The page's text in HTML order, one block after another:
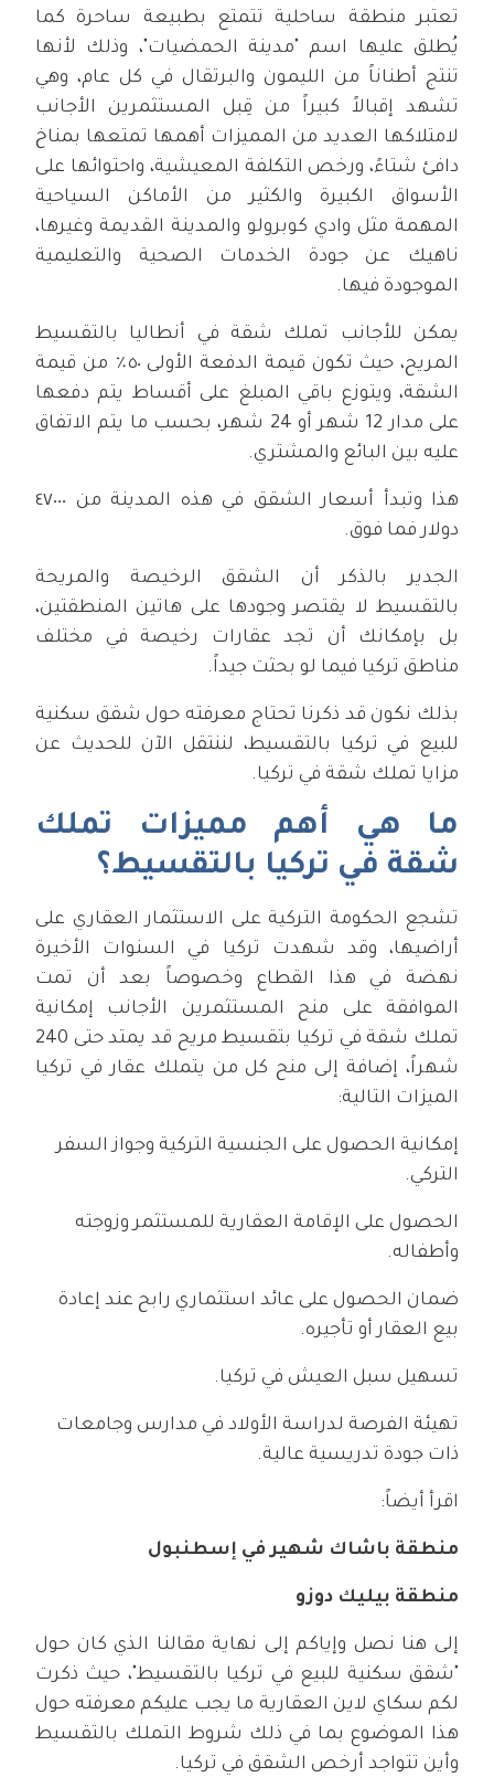
تعتبر منطقة ساحلية تتمتع بطبيعة ساحرة كما
يُطلق عليها اسم "مدينة الحمضيات"، وذلك لأنها
تنتج أطناناً من الليمون والبرتقال في كل عام، وهي
تشهد إقبالاً كبيراً من قِبل المستثمرين الأجانب
لامتلاكها العديد من المميزات أهمها تمتعها بمناخ
دافئ شتاءً، ورخص التكلفة المعيشية، واحتوائها على
الأسواق الكبيرة والكثير من الأماكن السياحية
المهمة مثل وادي كوبرولو والمدينة القديمة وغيرها،
ناهيك عن جودة الخدمات الصحية والتعليمية
الموجودة فيها.
يمكن للأجانب تملك شقة في أنطاليا بالتقسيط
المريح، حيث تكون قيمة الدفعة الأولى ٥٠٪ من قيمة
الشقة، ويتوزع باقي المبلغ على أقساط يتم دفعها
على مدار 12 شهر أو 24 شهر، بحسب ما يتم الاتفاق
عليه بين البائع والمشتري.
هذا وتبدأ أسعار الشقق في هذه المدينة من ٤٧٠٠٠
دولار فما فوق.
الجدير بالذكر أن الشقق الرخيصة والمريحة
بالتقسيط لا يقتصر وجودها على هاتين المنطقتين،
بل بإمكانك أن تجد عقارات رخيصة في مختلف
مناطق تركيا فيما لو بحثت جيداً.
بذلك نكون قد ذكرنا تحتاج معرفته حول شقق سكنية
للبيع في تركيا بالتقسيط، لننتقل الآن للحديث عن
مزايا تملك شقة في تركيا.
ما هي أهم مميزات تملك
شقة في تركيا بالتقسيط؟
تشجع الحكومة التركية على الاستثمار العقاري على
أراضيها، وقد شهدت تركيا في السنوات الأخيرة
نهضة في هذا القطاع وخصوصاً بعد أن تمت
الموافقة على منح المستثمرين الأجانب إمكانية
تملك شقة في تركيا بتقسيط مريح قد يمتد حتى 240
شهراً، إضافة إلى منح كل من يتملك عقار في تركيا
الميزات التالية:
إمكانية الحصول على الجنسية التركية وجواز السفر
التركي.
الحصول على الإقامة العقارية للمستثمر وزوجته
وأطفاله.
ضمان الحصول على عائد استثماري رابح عند إعادة
بيع العقار أو تأجيره.
تسهيل سبل العيش في تركيا.
تهيئة الفرصة لدراسة الأولاد في مدارس وجامعات
ذات جودة تدريسية عالية.
اقرأ أيضاً:
منطقة باشاك شهير في إسطنبول
منطقة بيليك دوزو
إلى هنا نصل وإياكم إلى نهاية مقالنا الذي كان حول
"شقق سكنية للبيع في تركيا بالتقسيط"، حيث ذكرت
لكم سكاي لاين العقارية ما يجب عليكم معرفته حول
هذا الموضوع بما في ذلك شروط التملك بالتقسيط
وأين تتواجد أرخص الشقق في تركيا.